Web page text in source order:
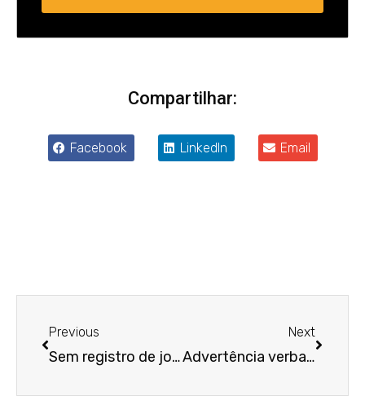
Compartilhar:
Facebook LinkedIn Email
Previous
Sem registro de jornada, cuidadora consegue validar horas extras
Next
Advertência verbal por uso de banheiro gera indenização para trabalhadora em BH